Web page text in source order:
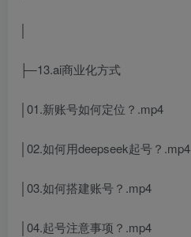
├─13.ai商业化方式
│01.新账号如何定位？.mp4
│02.如何用deepseek起号？.mp4
│03.如何搭建账号？.mp4
│04.起号注意事项？.mp4